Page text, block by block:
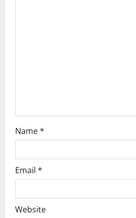
Name*
Email *
Website